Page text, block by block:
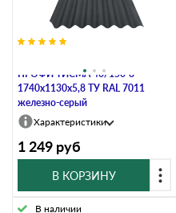
ПРОФИ ТИСМА 40/150-8-
1740х1130х5,8 ТУ RAL 7011
железно-серый
Характеристики
1 249 руб
В КОРЗИНУ
В наличии